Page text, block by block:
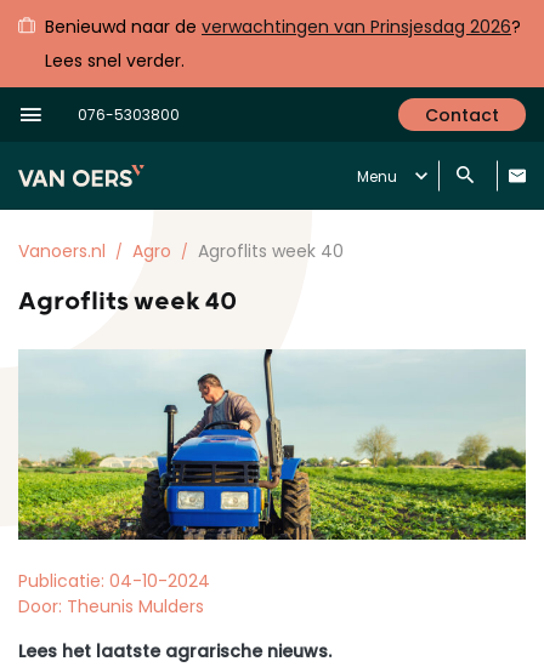
Benieuwd naar de verwachtingen van Prinsjesdag 2026?
Lees snel verder.
076-5303800 Contact
Menu
Vanoers.nl Agro Agroflits week 40
Agroflits week 40
Publicatie: 04-10-2024
Door: Theunis Mulders
Lees het laatste agrarische nieuws.